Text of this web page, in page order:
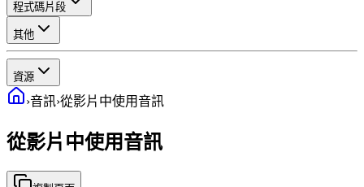
程式碼片段
其他
資源
›音訊›從影片中使用音訊
從影片中使用音訊